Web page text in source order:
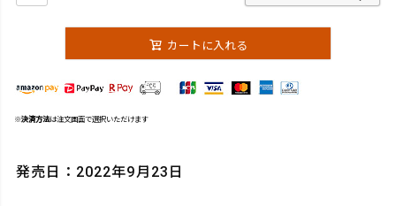
カートに入れる
※決済方法は注文画面で選択いただけます
発売日：2022年9月23日